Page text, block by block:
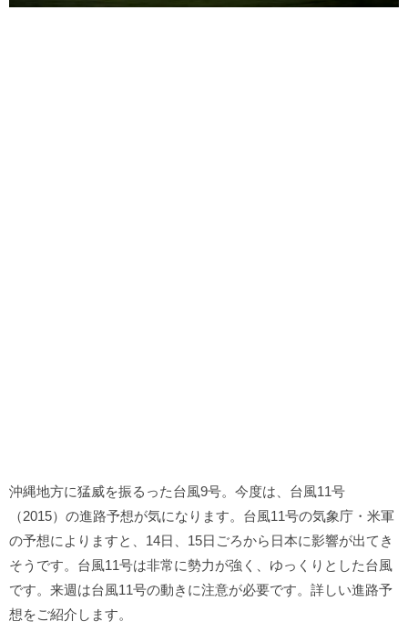
沖縄地方に猛威を振るった台風9号。今度は、台風11号
（2015）の進路予想が気になります。台風11号の気象庁・米軍
の予想によりますと、14日、15日ごろから日本に影響が出てき
そうです。台風11号は非常に勢力が強く、ゆっくりとした台風
です。来週は台風11号の動きに注意が必要です。詳しい進路予
想をご紹介します。